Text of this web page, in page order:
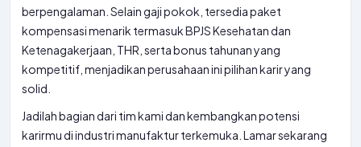
berpengalaman. Selain gaji pokok, tersedia paket
kompensasi menarik termasuk BPJS Kesehatan dan
Ketenagakerjaan, THR, serta bonus tahunan yang
kompetitif, menjadikan perusahaan ini pilihan karir yang
solid.
Jadilah bagian dari tim kami dan kembangkan potensi
karirmu di industri manufaktur terkemuka. Lamar sekarang